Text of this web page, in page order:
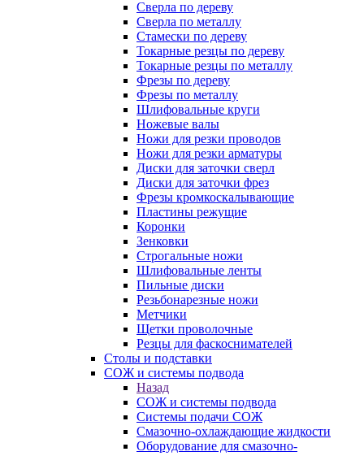
Сверла по дереву
Сверла по металлу
Стамески по дереву
Токарные резцы по дереву
Токарные резцы по металлу
Фрезы по дереву
Фрезы по металлу
Шлифовальные круги
Ножевые валы
Ножи для резки проводов
Ножи для резки арматуры
Диски для заточки сверл
Диски для заточки фрез
Фрезы кромкоскалывающие
Пластины режущие
Коронки
Зенковки
Строгальные ножи
Шлифовальные ленты
Пильные диски
Резьбонарезные ножи
Метчики
Щетки проволочные
Резцы для фаскоснимателей
Столы и подставки
СОЖ и системы подвода
Назад
СОЖ и системы подвода
Системы подачи СОЖ
Смазочно-охлаждающие жидкости
Оборудование для смазочно-